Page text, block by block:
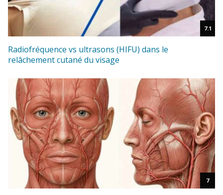
7.1
Radiofréquence vs ultrasons (HIFU) dans le
relâchement cutané du visage
7